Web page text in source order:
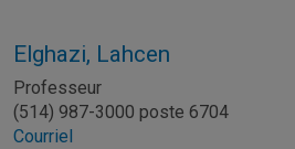
Elghazi, Lahcen
Professeur
(514) 987-3000 poste 6704
Courriel